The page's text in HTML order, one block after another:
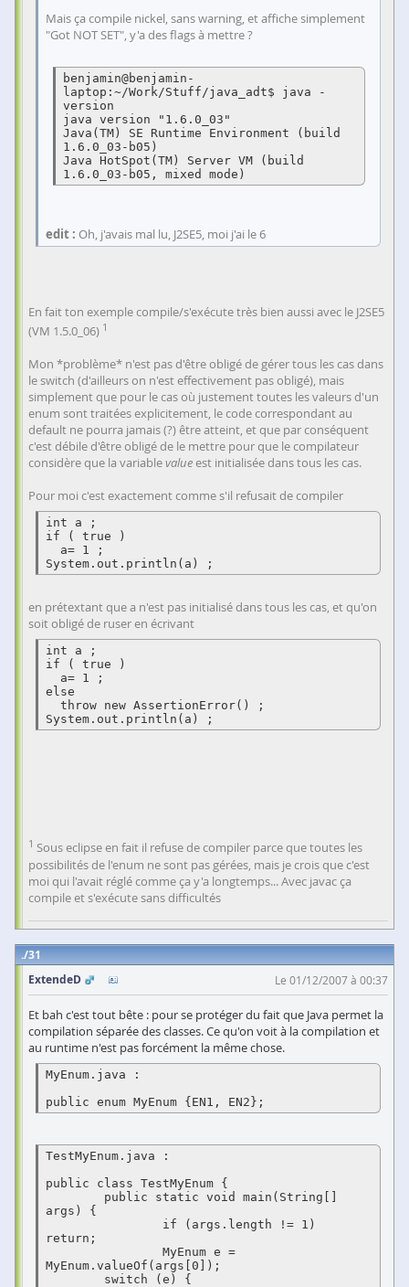
Mais ça compile nickel, sans warning, et affiche simplement
"Got NOT SET", y'a des flags à mettre ?
benjamin@benjamin-
laptop:~/Work/Stuff/java_adt$ java -
version
java version "1.6.0_03"
Java(TM) SE Runtime Environment (build
1.6.0_03-b05)
Java HotSpot(TM) Server VM (build
1.6.0_03-b05, mixed mode)
edit : Oh, j'avais mal lu, J2SE5, moi j'ai le 6
En fait ton exemple compile/s'exécute très bien aussi avec le J2SE5
(VM 1.5.0_06) 1
Mon *problème* n'est pas d'être obligé de gérer tous les cas dans
le switch (d'ailleurs on n'est effectivement pas obligé), mais
simplement que pour le cas où justement toutes les valeurs d'un
enum sont traitées explicitement, le code correspondant au
default ne pourra jamais (?) être atteint, et que par conséquent
c'est débile d'être obligé de le mettre pour que le compilateur
considère que la variablevalueest initialisée dans tous les cas.
Pour moi c'est exactement comme s'il refusait de compiler
int a ;
if ( true )
System.out.println(a) ;
en prétextant que a n'est pas initialisé dans tous les cas, et qu'on
soit obligé de ruser en écrivant
int a ;
if ( true )
else
System.out.println(a) ;
1 Sous eclipse en fait il refuse de compiler parce que toutes les
possibilités de l'enum ne sont pas gérées, mais je crois que c'est
moi qui l'avait réglé comme ça y'a longtemps... Avec javac ça
compile et s'exécute sans difficultés
31
ExtendeD
Le 01/12/2007 à 00:37
Et bah c'est tout bête : pour se protéger du fait que Java permet la
compilation séparée des classes. Ce qu'on voit à la compilation et
au runtime n'est pas forcément la même chose.
MyEnum.java :
TestMyEnum.java :
public class TestMyEnum {
args) {
return;
MyEnum.valueOf(args[0]);